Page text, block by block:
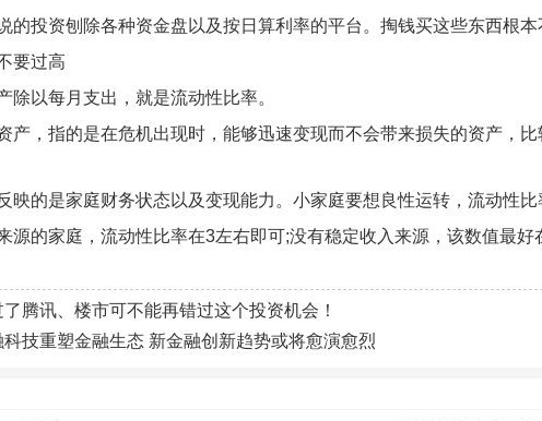
的投资刨除各种资金盘以及按日算利率的平台。掏钱买这些东西根本
要过高
除以每月支出，就是流动性比率。
产，指的是在危机出现时，能够迅速变现而不会带来损失的资产，
映的是家庭财务状态以及变现能力。小家庭要想良性运转，流动性比
源的家庭，流动性比率在3左右即可;没有稳定收入来源，该数值最好
了腾讯、楼市可不能再错过这个投资机会！
科技重塑金融生态 新金融创新趋势或将愈演愈烈